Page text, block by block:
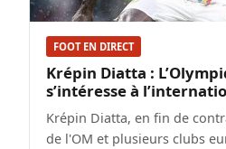
FOOT EN DIRECT
Krépin Diatta :
s’intéresse à
Krépin Diatta, en fin de
de l'OM et plusieurs clubs